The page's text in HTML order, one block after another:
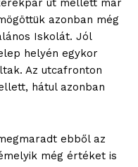
út mellett már
azonban még
Iskolát. Jól
helyén egykor
Az utcafronton
hátul azonban
ebből az
még értéket is